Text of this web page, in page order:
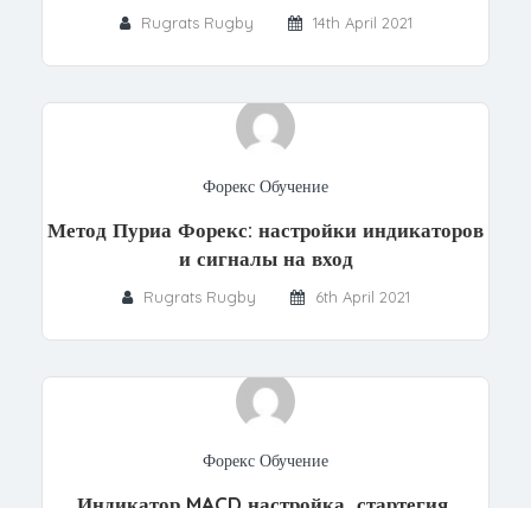
Rugrats Rugby 14th April 2021
Форекс Обучение
Метод Пуриа Форекс: настройки индикаторов
и сигналы на вход
Rugrats Rugby 6th April 2021
Форекс Обучение